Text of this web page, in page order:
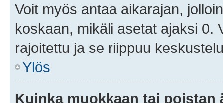
Voit myös antaa aikarajan,
koskaan, mikäli asetat ajaksi 0.
rajoitettu ja se riippuu
Ylös
Kuinka muokkaan tai poistan